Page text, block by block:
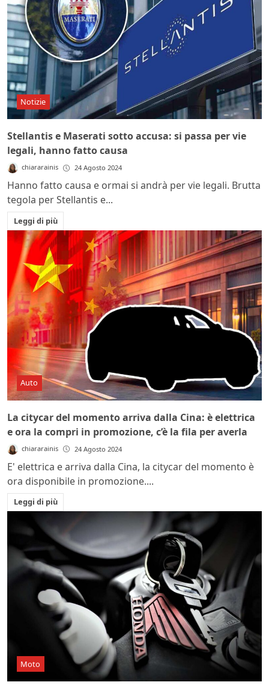
Notizie
Stellantis e Maserati sotto accusa: si passa per vie
legali, hanno fatto causa
chiararainis 24 Agosto 2024
Hanno fatto causa e ormai si andrà per vie legali. Brutta
tegola per Stellantis e...
Leggi di più
Auto
La citycar del momento arriva dalla Cina: è elettrica
e ora la compri in promozione, c’è la fila per averla
chiararainis 24 Agosto 2024
E' elettrica e arriva dalla Cina, la citycar del momento è
ora disponibile in promozione....
Leggi di più
Moto